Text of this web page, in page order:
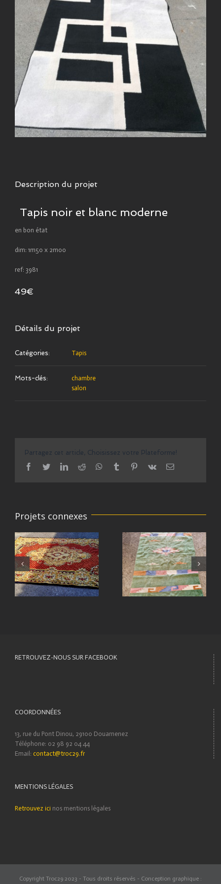
Description du projet
Tapis noir et blanc moderne
en bon état
dim: 1m50 x 2m00
ref: 3981
49€
Détails du projet
Catégories: Tapis
Mots-clés:
chambre
salon
Partagez cet article, Choisissez votre Plateforme!
facebook
twitterlinkedinreddit whatsapptumblr pinterest
vk Email
Projets connexes
RETROUVEZ-NOUS SUR FACEBOOK
COORDONNÉES
13, rue du Pont Dinou, 29100 Douarnenez
Téléphone: 02 98 92 04 44
Email: contact@troc29.fr
MENTIONS LÉGALES
Retrouvez ici nos mentions légales
Copyright Troc29 2023 - Tous droits réservés - Conception graphique :